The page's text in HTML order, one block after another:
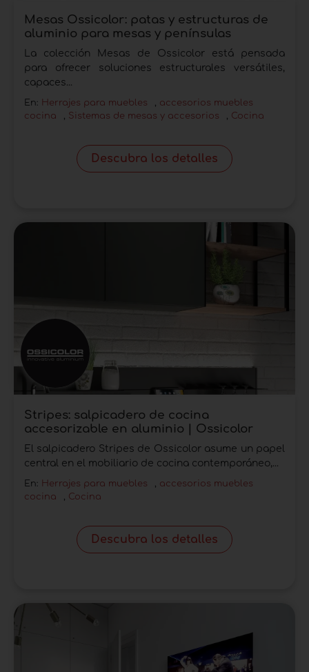
Mesas Ossicolor: patas y estructuras de
aluminio para mesas y penínsulas
La colección Mesas de Ossicolor está pensada
para ofrecer soluciones estructurales versátiles,
capaces...
En: Herrajes para muebles , accesorios muebles
cocina
, Sistemas de mesas y accesorios , Cocina
Descubra los detalles
Stripes: salpicadero de cocina
accesorizable en aluminio | Ossicolor
El salpicadero Stripes de Ossicolor asume un papel
central en el mobiliario de cocina contemporáneo,...
En: Herrajes para muebles , accesorios muebles
cocina
, Cocina
Descubra los detalles